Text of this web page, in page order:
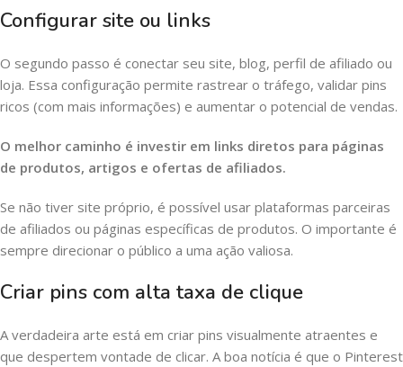
Configurar site ou links
O segundo passo é conectar seu site, blog, perfil de afiliado ou
loja. Essa configuração permite rastrear o tráfego, validar pins
ricos (com mais informações) e aumentar o potencial de vendas.
O melhor caminho é investir em links diretos para páginas
de produtos, artigos e ofertas de afiliados.
Se não tiver site próprio, é possível usar plataformas parceiras
de afiliados ou páginas específicas de produtos. O importante é
sempre direcionar o público a uma ação valiosa.
Criar pins com alta taxa de clique
A verdadeira arte está em criar pins visualmente atraentes e
que despertem vontade de clicar. A boa notícia é que o Pinterest